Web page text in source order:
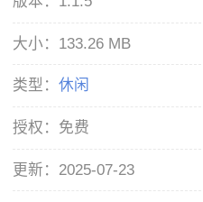
大小： 133.26 MB
类型：休闲
授权： 免费
更新： 2025-07-23